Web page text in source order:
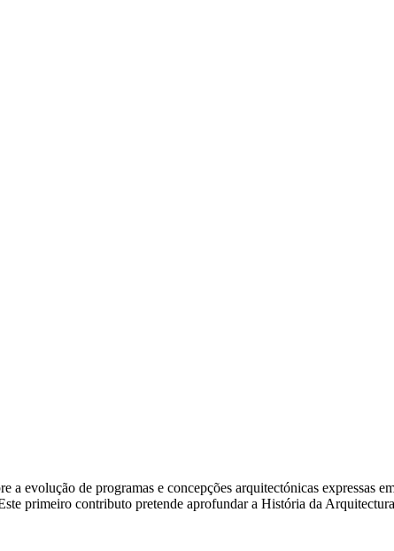
a evolução de programas e concepções arquitectónicas expressas
primeiro contributo pretende aprofundar a História da